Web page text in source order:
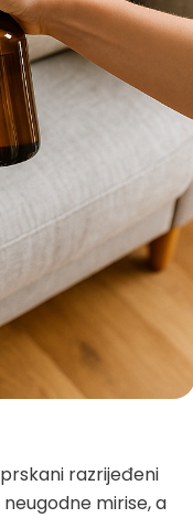
razrijeđeni
mirise, a